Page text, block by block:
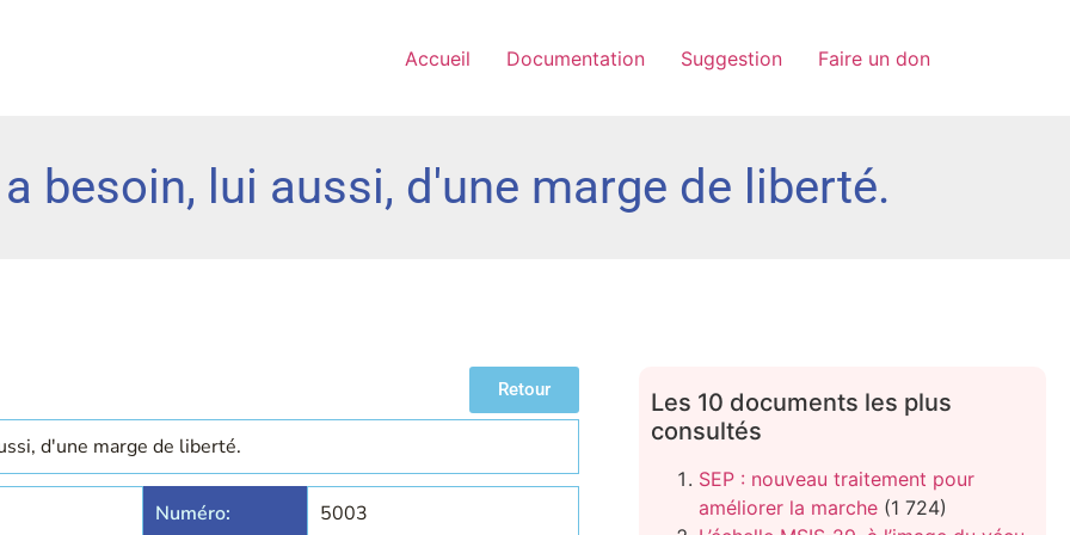
Accueil Documentation Suggestion Faire un don
besoin, lui aussi, d'une marge de liberté.
Retour
d'une marge de liberté.
Numéro: 5003
Les 10 documents les plus
consultés
SEP : nouveau traitement pour
améliorer la marche (1 724)